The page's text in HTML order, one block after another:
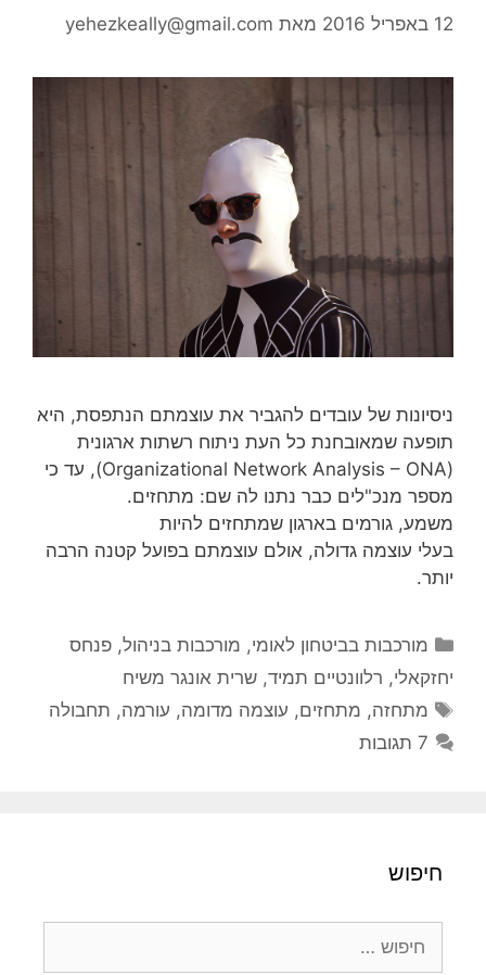
12 באפריל 2016 מאת yehezkeally@gmail.com
ניסיונות של עובדים להגביר את עוצמתם הנתפסת, היא
תופעה שמאובחנת כל העת ניתוח רשתות ארגונית
(Organizational Network Analysis – ONA), עד כי
מספר מנכ"לים כבר נתנו לה שם: מתחזים.
משמע, גורמים בארגון שמתחזים להיות
בעלי עוצמה גדולה, אולם עוצמתם בפועל קטנה הרבה
יותר.
קטגוריות
מורכבות בביטחון לאומי, מורכבות בניהול,פנחס
יחזקאלי, רלוונטיים תמיד, שרית אונגר משיח
תגיות
מתחזה, מתחזים, עוצמה מדומה, עורמה, תחבולה
7 תגובות
חיפוש